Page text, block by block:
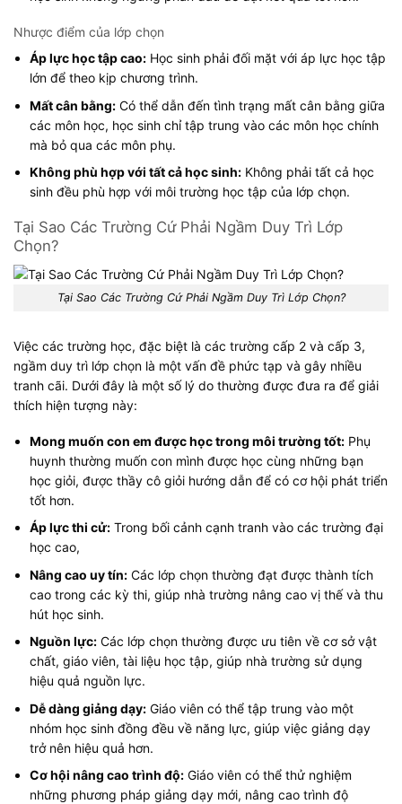
Nhược điểm của lớp chọn
Áp lực học tập cao: Học sinh phải đối mặt với áp lực học tập
lớn để theo kịp chương trình.
Mất cân bằng: Có thể dẫn đến tình trạng mất cân bằng giữa
các môn học, học sinh chỉ tập trung vào các môn học chính
mà bỏ qua các môn phụ.
Không phù hợp với tất cả học sinh: Không phải tất cả học
sinh đều phù hợp với môi trường học tập của lớp chọn.
Tại Sao Các Trường Cứ Phải Ngầm Duy Trì Lớp
Chọn?
Tại Sao Các Trường Cứ Phải Ngầm Duy Trì Lớp Chọn?
Việc các trường học, đặc biệt là các trường cấp 2 và cấp 3,
ngầm duy trì lớp chọn là một vấn đề phức tạp và gây nhiều
tranh cãi. Dưới đây là một số lý do thường được đưa ra để giải
thích hiện tượng này:
Mong muốn con em được học trong môi trường tốt: Phụ
huynh thường muốn con mình được học cùng những bạn
học giỏi, được thầy cô giỏi hướng dẫn để có cơ hội phát triển
tốt hơn.
Áp lực thi cử: Trong bối cảnh cạnh tranh vào các trường đại
học cao,
Nâng cao uy tín: Các lớp chọn thường đạt được thành tích
cao trong các kỳ thi, giúp nhà trường nâng cao vị thế và thu
hút học sinh.
Nguồn lực: Các lớp chọn thường được ưu tiên về cơ sở vật
chất, giáo viên, tài liệu học tập, giúp nhà trường sử dụng
hiệu quả nguồn lực.
Dễ dàng giảng dạy: Giáo viên có thể tập trung vào một
nhóm học sinh đồng đều về năng lực, giúp việc giảng dạy
trở nên hiệu quả hơn.
Cơ hội nâng cao trình độ: Giáo viên có thể thử nghiệm
những phương pháp giảng dạy mới, nâng cao trình độ